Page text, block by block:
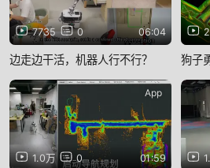
7735 0 06:04
边走边干活，机器人行不行？ 狗子
1.0万 0 01:59
App